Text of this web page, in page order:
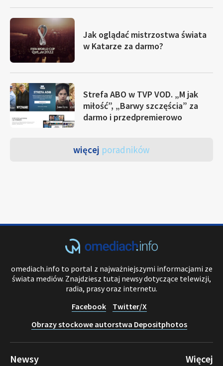
Jak oglądać mistrzostwa świata
w Katarze za darmo?
Strefa ABO w TVP VOD. „M jak
miłość”, „Barwy szczęścia” za
darmo i przedpremierowo
więcej poradników
omediach.info to portal z najważniejszymi informacjami ze
świata mediów. Znajdziesz tutaj newsy dotyczące telewizji,
radia, prasy oraz internetu.
Facebook
Twitter/X
Obrazy stockowe autorstwa Depositphotos
Newsy Więcej